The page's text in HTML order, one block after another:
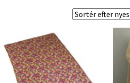
efter
seneste